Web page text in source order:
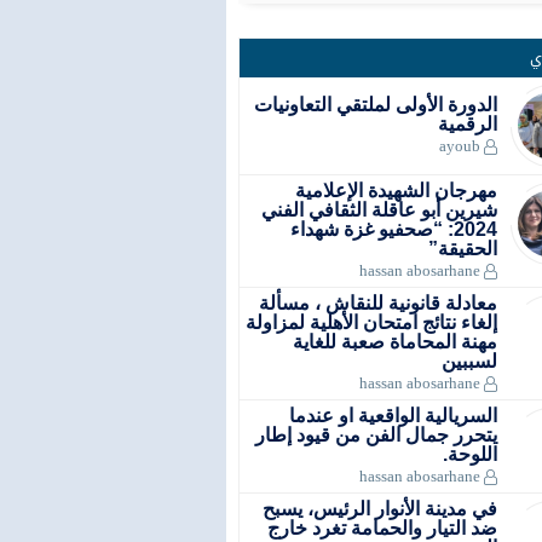
الدورة الأولى لملتقي التعاونيات
الرقمية
ayoub
مهرجان الشهيدة الإعلامية
شيرين أبو عاقلة الثقافي الفني
2024: “صحفيو غزة شهداء
الحقيقة”
hassan abosarhane
معادلة قانونية للنقاش ، مسألة
إلغاء نتائج امتحان الأهلية لمزاولة
مهنة المحاماة صعبة للغاية
لسببين
hassan abosarhane
السريالية الواقعية او عندما
يتحرر جمال الفن من قيود إطار
اللوحة.
hassan abosarhane
في مدينة الأنوار الرئيس، يسبح
ضد التيار والحمامة تغرد خارج